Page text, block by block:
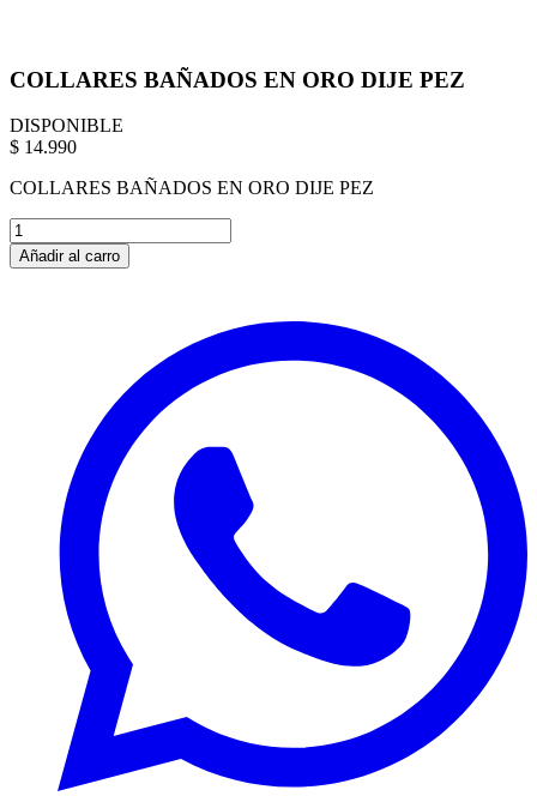
COLLARES BAÑADOS EN ORO DIJE PEZ
DISPONIBLE
$ 14.990
COLLARES BAÑADOS EN ORO DIJE PEZ
Añadir al carro